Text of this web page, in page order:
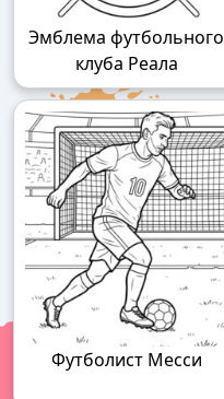
Эмблема футбольного
клуба Реала
Футболист Месси